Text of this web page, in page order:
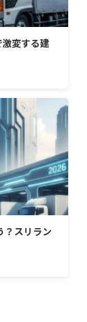
変する建
？スリラン